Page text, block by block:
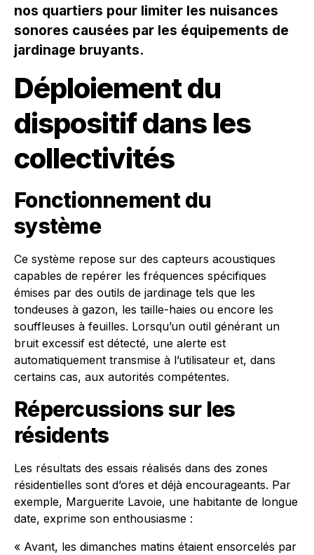
nos quartiers pour limiter les nuisances
sonores causées par les équipements de
jardinage bruyants.
Déploiement du
dispositif dans les
collectivités
Fonctionnement du
système
Ce système repose sur des capteurs acoustiques
capables de repérer les fréquences spécifiques
émises par des outils de jardinage tels que les
tondeuses à gazon, les taille-haies ou encore les
souffleuses à feuilles. Lorsqu’un outil générant un
bruit excessif est détecté, une alerte est
automatiquement transmise à l’utilisateur et, dans
certains cas, aux autorités compétentes.
Répercussions sur les
résidents
Les résultats des essais réalisés dans des zones
résidentielles sont d’ores et déjà encourageants. Par
exemple, Marguerite Lavoie, une habitante de longue
date, exprime son enthousiasme :
« Avant, les dimanches matins étaient ensorcelés par